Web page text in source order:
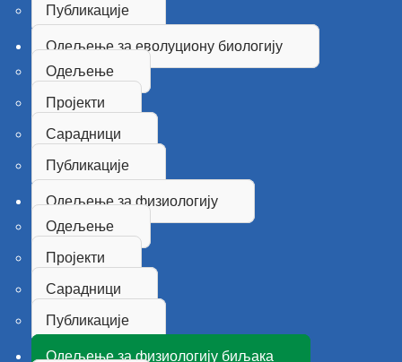
Публикације
Одељење за еволуциону биологију
Одељење
Пројекти
Сарадници
Публикације
Одељење за физиологију
Одељење
Пројекти
Сарадници
Публикације
Одељење за физиологију биљака